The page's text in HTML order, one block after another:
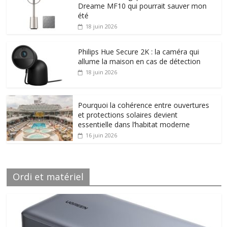
Dreame MF10 qui pourrait sauver mon
été
18 juin 2026
Philips Hue Secure 2K : la caméra qui
allume la maison en cas de détection
18 juin 2026
Pourquoi la cohérence entre ouvertures
et protections solaires devient
essentielle dans l’habitat moderne
16 juin 2026
Ordi et matériel